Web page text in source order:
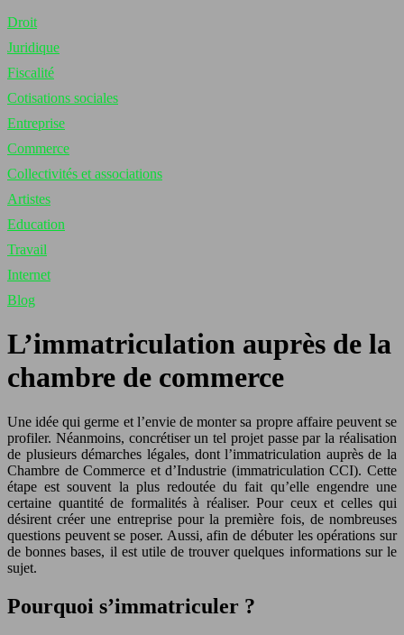
Droit
Juridique
Fiscalité
Cotisations sociales
Entreprise
Commerce
Collectivités et associations
Artistes
Education
Travail
Internet
Blog
L’immatriculation auprès de la
chambre de commerce
Une idée qui germe et l’envie de monter sa propre affaire peuvent se
profiler. Néanmoins, concrétiser un tel projet passe par la réalisation
de plusieurs démarches légales, dont l’immatriculation auprès de la
Chambre de Commerce et d’Industrie (immatriculation CCI). Cette
étape est souvent la plus redoutée du fait qu’elle engendre une
certaine quantité de formalités à réaliser. Pour ceux et celles qui
désirent créer une entreprise pour la première fois, de nombreuses
questions peuvent se poser. Aussi, afin de débuter les opérations sur
de bonnes bases, il est utile de trouver quelques informations sur le
sujet.
Pourquoi s’immatriculer ?